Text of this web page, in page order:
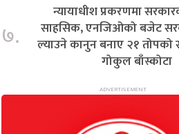
७.
न्यायाधीश प्रकरणमा
साहसिक, एनजिओको बजेट
ल्याउने कानुन बनाए २१ तोपको
गोकुल बाँस्कोटा